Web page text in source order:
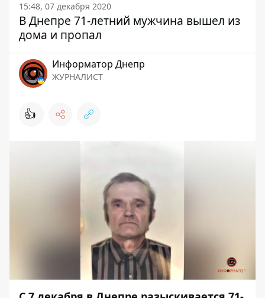
15:48, 07 декабря 2020
В Днепре 71-летний мужчина вышел из
дома и пропал
Информатор Днепр
ЖУРНАЛИСТ
👍